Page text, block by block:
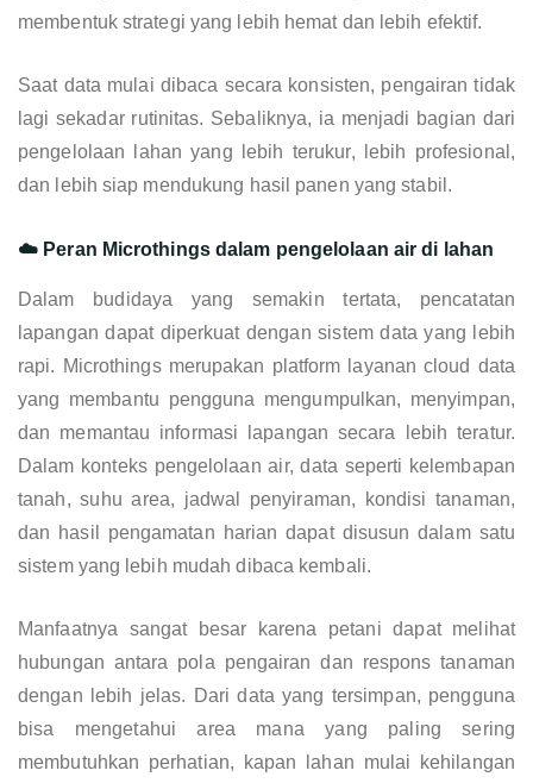
membentuk strategi yang lebih hemat dan lebih efektif.
Saat data mulai dibaca secara konsisten, pengairan tidak
lagi sekadar rutinitas. Sebaliknya, ia menjadi bagian dari
pengelolaan lahan yang lebih terukur, lebih profesional,
dan lebih siap mendukung hasil panen yang stabil.
☁️ Peran Microthings dalam pengelolaan air di lahan
Dalam budidaya yang semakin tertata, pencatatan
lapangan dapat diperkuat dengan sistem data yang lebih
rapi. Microthings merupakan platform layanan cloud data
yang membantu pengguna mengumpulkan, menyimpan,
dan memantau informasi lapangan secara lebih teratur.
Dalam konteks pengelolaan air, data seperti kelembapan
tanah, suhu area, jadwal penyiraman, kondisi tanaman,
dan hasil pengamatan harian dapat disusun dalam satu
sistem yang lebih mudah dibaca kembali.
Manfaatnya sangat besar karena petani dapat melihat
hubungan antara pola pengairan dan respons tanaman
dengan lebih jelas. Dari data yang tersimpan, pengguna
bisa mengetahui area mana yang paling sering
membutuhkan perhatian, kapan lahan mulai kehilangan